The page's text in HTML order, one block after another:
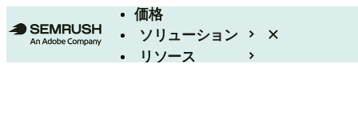
価格
ソリューション
リソース